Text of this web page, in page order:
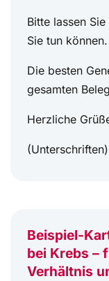
Bitte lassen
Sie tun können.
Die besten
gesamten
Herzliche
(Unterschriften)
Beispiel-
bei Krebs –
Verhältnis